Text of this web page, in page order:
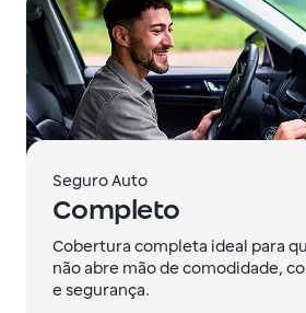
Seguro Auto
Completo
Cobertura completa ideal para
não abre mão de comodidade,
e segurança.